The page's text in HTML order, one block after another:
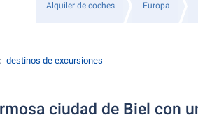
Alquiler de coches Europa
destinos de excursiones
ciudad de Biel con